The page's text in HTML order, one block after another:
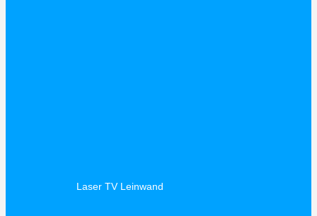
Laser TV Leinwand